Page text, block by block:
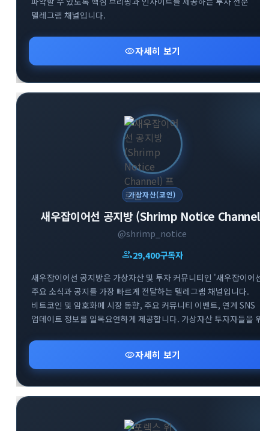
텔레그램 채널입니다.
visibility자세히 보기
가상자산(코인)
새우잡이어선 공지방 (Shrimp Notice Channel)
@shrimp_notice
group29,400구독자
새우잡이어선 공지방은 가상자산 및 투자 커뮤니티인 '새우잡이어선'
주요 소식과 공지를 가장 빠르게 전달하는 텔레그램 채널입니다.
비트코인 및 암호화폐 시장 동향, 주요 커뮤니티 이벤트, 연계 SNS
업데이트 정보를 일목요연하게 제공합니다. 가상자산 투자자들을 위
신속하게 확인하실 수 있습니다.
visibility자세히 보기